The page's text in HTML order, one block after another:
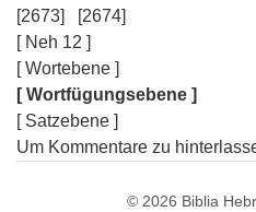
[2673]
[2674]
[ Neh 12 ]
[ Wortebene ]
[ Wortfügungsebene ]
[ Satzebene ]
Um Kommentare zu
© 2026 Biblia